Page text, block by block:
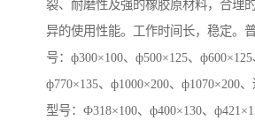
裂、耐磨性及强的橡胶原材料，合理
异的使用性能。工作时间长，稳定。
号：ф300×100、ф500×125、ф600×125
ф770×135、ф1000×200、ф1070×200
型号：Ф318×100、ф400×130、